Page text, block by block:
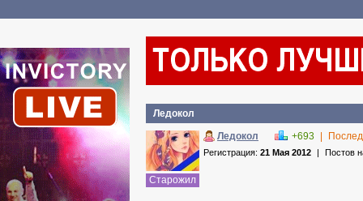
Ледокол
Старожил
Ледокол +693
Регистрация: 21 Мая 2012 | Постов